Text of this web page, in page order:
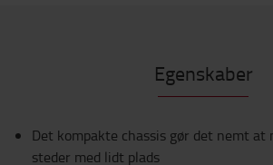
Egenskaber
Det kompakte chassis gør det nemt at
steder med lidt plads